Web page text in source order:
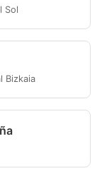
Sol
Bizkaia